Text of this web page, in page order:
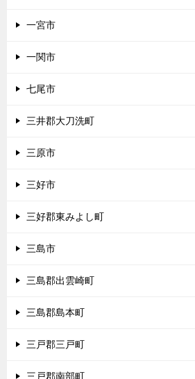
一宮市
一関市
七尾市
三井郡大刀洗町
三原市
三好市
三好郡東みよし町
三島市
三島郡出雲崎町
三島郡島本町
三戸郡三戸町
三戸郡南部町